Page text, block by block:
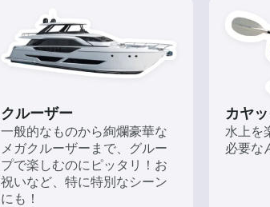
クルーザー
一般的なものから絢爛豪華な
メガクルーザーまで、グルー
プで楽しむのにピッタリ！お
祝いなど、特に特別なシーン
にも！
カヤ
水上を
必要な